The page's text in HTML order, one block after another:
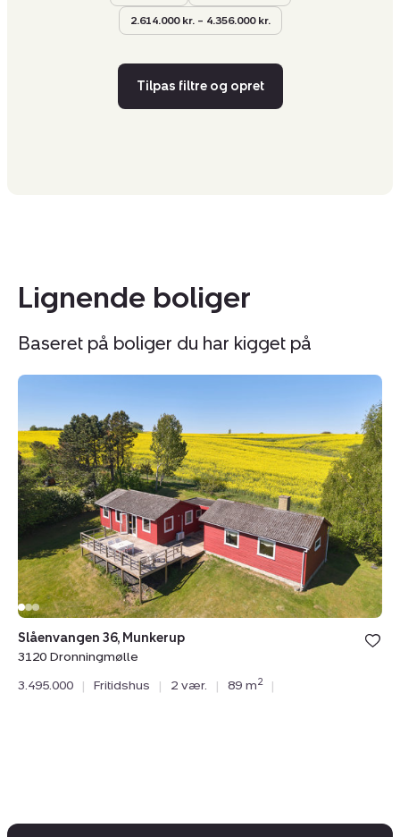
2.614.000 kr. – 4.356.000 kr.
Tilpas filtre og opret
Lignende boliger
Baseret på boliger du har kigget på
Slåenvangen
36,
Munkerup,
3120
Dronningmølle
Slåenvangen 36, Munkerup
3120 Dronningmølle
3.495.000
| Fritidshus | 2 vær. | 89 m2 |